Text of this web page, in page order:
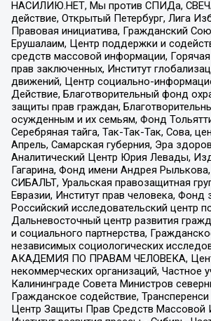
НАСИЛИЮ.НЕТ, Мы против СПИДа,
действие, Открытый Петербург, Лига
Правовая инициатива, Гражданский
Ерушалаим, Центр поддержки и
средств массовой информации,
прав заключенных, Институт
движений, Центр социально-
Действие, Благотворительный фонд
защиты прав граждан,
осужденным и их семьям, Фонд
Серебряная тайга, Так-Так-Так, Сова,
Апрель, Самарская губерния, Эра
Аналитический Центр Юрия Левады,
Гагарина, Фонд имени Андрея
СИБАЛЬТ, Уральская правозащитная
Евразии, Институт прав человека, Фонд
Российский исследовательский центр
Дальневосточный центр развития
и социального партнерства,
независимых социологических
АКАДЕМИЯ ПО ПРАВАМ ЧЕЛОВЕКА,
некоммерческих организаций, Частное
Калининграде Совета Министров
Гражданское содействие,
Центр Защиты Прав Средств Массовой